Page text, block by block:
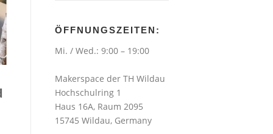
ÖFFNUNGSZEITEN:
Mi. / Wed.: 9:00 – 19:00
Makerspace der TH Wildau
Hochschulring 1
Haus 16A, Raum 2095
15745 Wildau, Germany